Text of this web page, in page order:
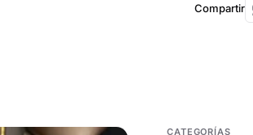
Compartir
CATEGORÍAS